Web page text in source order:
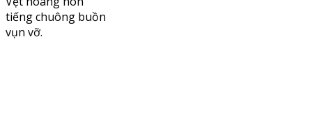
tiếng chuông buồn
vụn vỡ.